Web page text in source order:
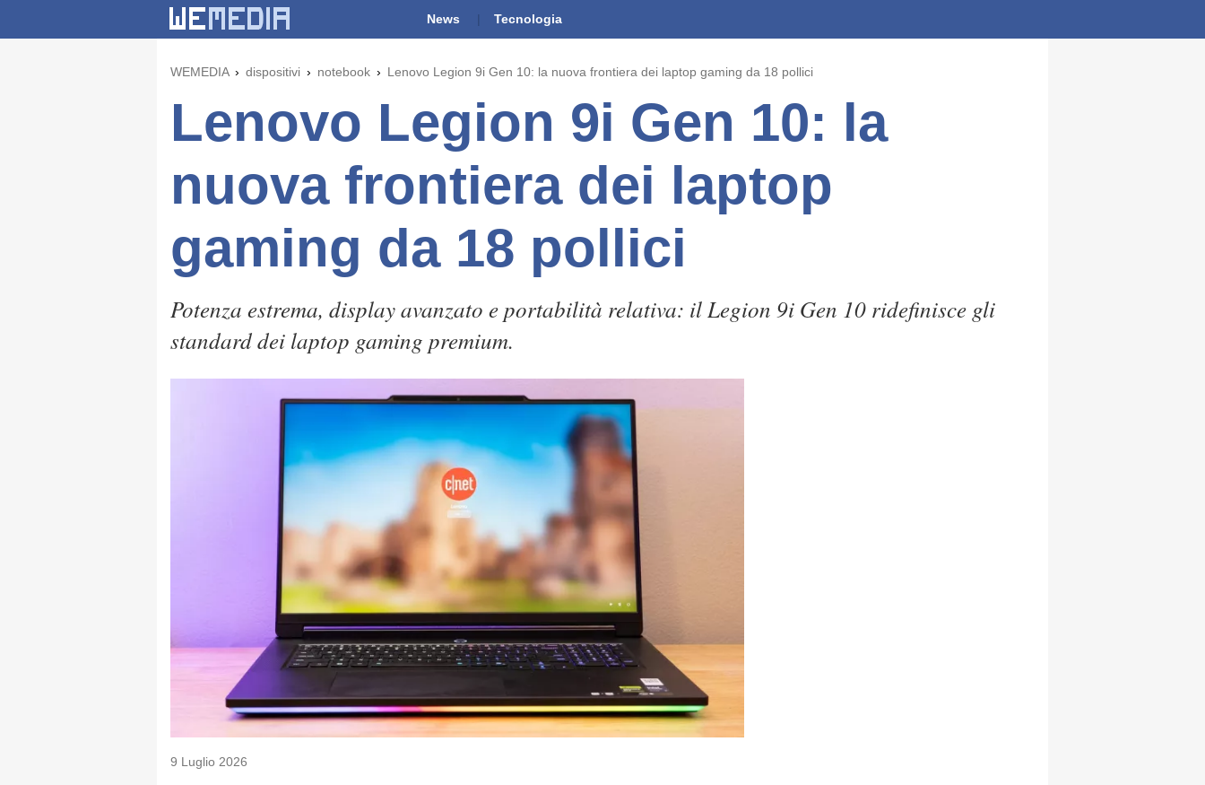
News Tecnologia
WEMEDIA dispositivi notebook Lenovo Legion 9i Gen 10: la nuova frontiera dei laptop gaming da 18 pollici
Lenovo Legion 9i Gen 10: la
nuova frontiera dei laptop
gaming da 18 pollici
Potenza estrema, display avanzato e portabilità relativa: il Legion 9i Gen 10 ridefinisce gli
standard dei laptop gaming premium.
9 Luglio 2026